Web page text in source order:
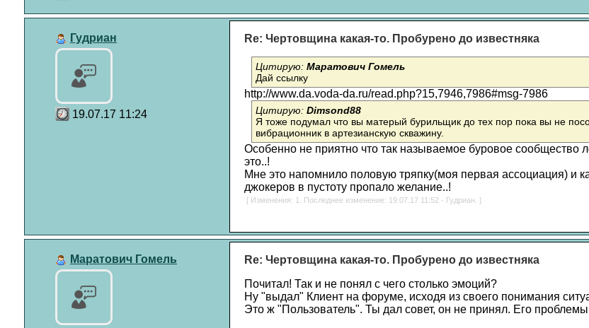
Гудриан
19.07.17 11:24
Re: Чертовщина какая-то. Пробурено до известняка
Цитирую: Маратович Гомель
Дай ссылку
http://www.da.voda-da.ru/read.php?15,7946,7986#msg-7986
Цитирую: Dimsond88
Я тоже подумал что вы матерый бурильщик до тех пор пока вы не
вибрационник в артезианскую скважину.
Особенно не приятно что так называемое буровое сообщество
это..!
Мне это напомнило половую тряпку(моя первая ассоциация) и
джокеров в пустоту пропало желание..!
[ Изменения: 1. Последнее изменение: 19.07.17 11:52 - Гудриан. ]
Маратович Гомель
Re: Чертовщина какая-то. Пробурено до известняка
Почитал! Так и не понял с чего столько эмоций?
Ну "выдал" Клиент на форуме, исходя из своего понимания
Это ж "Пользователь". Ты дал совет, он не принял. Его